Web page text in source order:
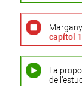
capítol 1
La
de